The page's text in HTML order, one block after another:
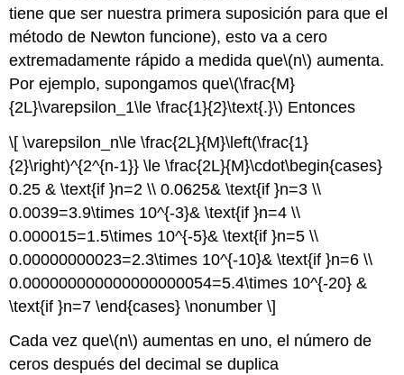
tiene que ser nuestra primera suposición para que el
método de Newton funcione), esto va a cero
extremadamente rápido a medida que\(n\) aumenta.
Por ejemplo, supongamos que\(\frac{M}
{2L}\varepsilon_1\le \frac{1}{2}\text{.}\) Entonces
\[ \varepsilon_n\le \frac{2L}{M}\left(\frac{1}
{2}\right)^{2^{n-1}} \le \frac{2L}{M}\cdot\begin{cases}
0.25 & \text{if }n=2 \\ 0.0625& \text{if }n=3 \\
0.0039=3.9\times 10^{-3}& \text{if }n=4 \\
0.000015=1.5\times 10^{-5}& \text{if }n=5 \\
0.00000000023=2.3\times 10^{-10}& \text{if }n=6 \\
0.000000000000000000054=5.4\times 10^{-20} &
\text{if }n=7 \end{cases} \nonumber \]
Cada vez que\(n\) aumentas en uno, el número de
ceros después del decimal se duplica